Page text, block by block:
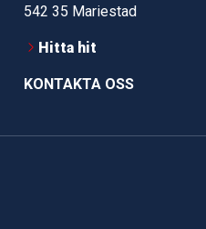
542 35 Mariestad
Hitta hit
KONTAKTA OSS